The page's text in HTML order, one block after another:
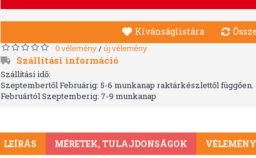
Kívánságlistára
0 vélemény/ új vélemény
Szállítási információ
Szállítási idő:
Szeptembertől Februárig: 5-6 munkanap raktárkészlettől függően.
Februártól Szeptemberig: 7-9 munkanap
LEÍRÁS MÉRETEK, TULAJDONSÁGOK